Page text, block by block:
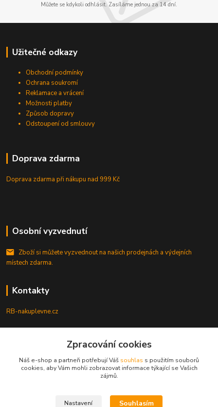
Můžete se kdykoli odhlásit. Zasíláme jednou za 14 dní.
Užitečné odkazy
Obchodní podmínky
Ochrana soukromí
Reklamace a vrácení
Možnosti platby
Způsob dopravy
Odstoupení od smlouvy
Doprava zdarma
Doprava zdarma při nákupunad 999 Kč
Osobní vyzvednutí
Zboží si můžete vyzvednout na našich prodejnách a výdejních
místech zdarma.
Kontakty
RB-nakuplevne.cz
+420 222722421
info@rb-nakuplevne.cz
Zpracování cookies
Náš e-shop a partneři potřebují Váš souhlas s použitím souborů
cookies, aby Vám mohli zobrazovat informace týkající se Vašich
zájmů.
Nastavení Souhlasím